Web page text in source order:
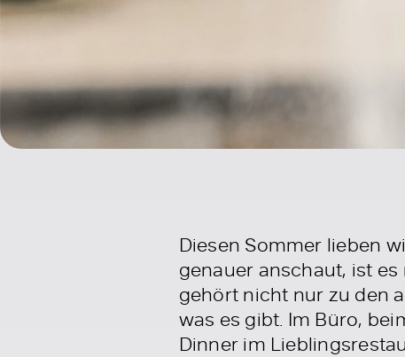
Diesen Sommer lieben
genauer anschaut, ist
gehört nicht nur zu den
was es gibt. Im Büro,
Dinner im